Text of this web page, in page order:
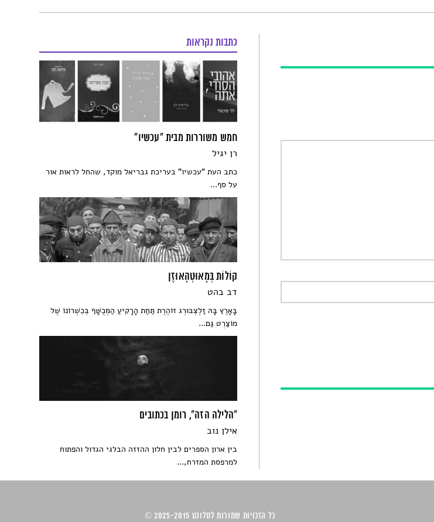
כתבות נקראות
חמש משוררות מבית "עכשיו"
רן יגיל
כתב העת "עכשיו" בעריכת גבריאל מוקד, שהחל לראות אור
על סף...
קוֹלוֹת בְּמָאוּטְהָאוּזֶן
דב בהט
בָּאָרֶץ בָּהּ זַלְצְבּוּרְג זוֹהֶרֶת תַּחַת הָרָקִיעַ הַמְּכֻשָּׁף בְּכִשְׁרוֹנוֹ שֶׁל
מוֹצַרְט גַּם...
"הלילה הזה", רומן בכתובים
אילן נוב
בין ארון הספרים לבין חלון ההזזה הבלגי הגדול והפתוח
למרפסת המזרח,...
כל הזכויות שמורות לסלונט 2025-2015 ©